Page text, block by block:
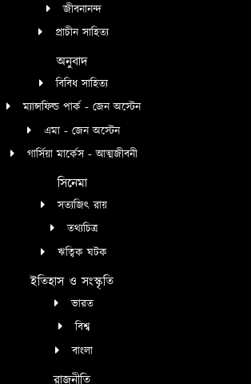
জীবনানন্দ
প্রাচীন সাহিত্য
অনুবাদ
বিবিধ সাহিত্য
ম্যান্সফিল্ড পার্ক - জেন অস্টেন
এমা - জেন অস্টেন
গার্সিয়া মার্কেস - আত্মজীবনী
সিনেমা
সত্যজিৎ রায়
তথ্যচিত্র
ঋত্বিক ঘটক
ইতিহাস ও সংস্কৃতি
ভারত
বিশ্ব
বাংলা
রাজনীতি